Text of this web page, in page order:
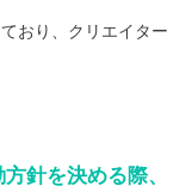
おり、クリエイター
針を決める際、